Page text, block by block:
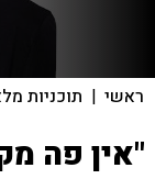
ראשי | תוכניות
"אין פה